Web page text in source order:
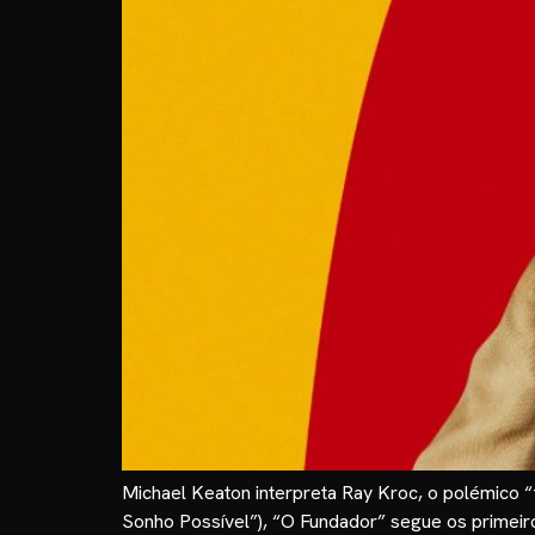
Michael Keaton interpreta Ray Kroc, o polémico
Sonho Possível”), “O Fundador” segue os